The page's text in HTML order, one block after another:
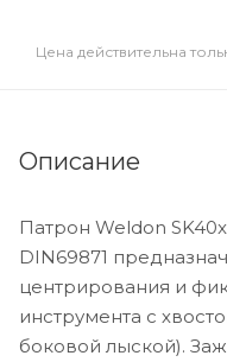
Цена действительна
Описание
Патрон Weldon
DIN69871
центрирования и
инструмента с
боковой лыской).